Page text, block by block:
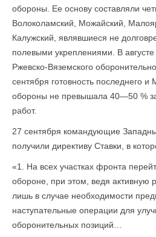
обороны. Ее основу составляли
Волоколамский, Можайский,
Калужский, являвшиеся не
полевыми укреплениями. В
Ржевско-Вяземского
сентября готовность последнего
обороны не превышала 40—50 %
работ.
27 сентября командующие
получили директиву Ставки, в
«1. На всех участках фронта
обороне, при этом, ведя активную
лишь в случае необходимости
наступательные операции для
оборонительных позиций…